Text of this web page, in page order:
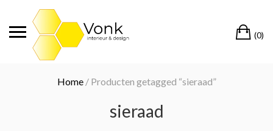
(0)
Home/ Producten getagged “sieraad”
sieraad